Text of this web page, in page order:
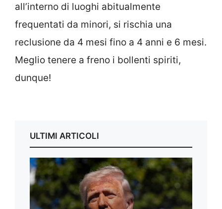
all’interno di luoghi abitualmente
frequentati da minori, si rischia una
reclusione da 4 mesi fino a 4 anni e 6 mesi.
Meglio tenere a freno i bollenti spiriti,
dunque!
ULTIMI ARTICOLI